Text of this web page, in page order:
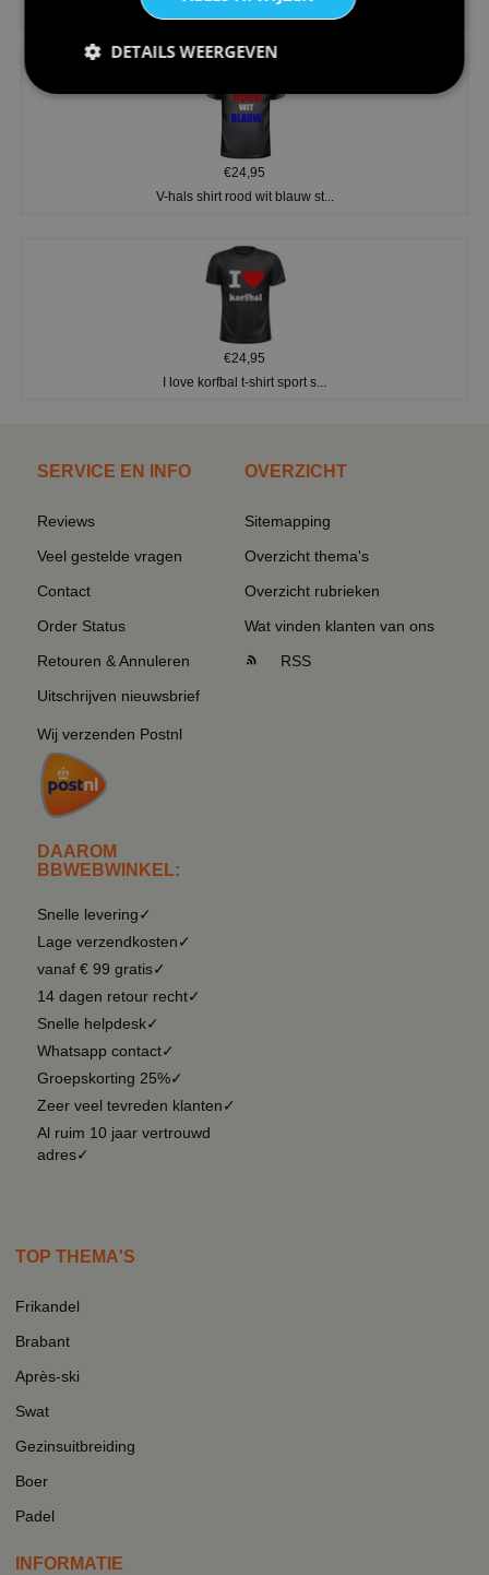
Koningsdag shirt heren v-hals ...
€24,95
V-hals shirt rood wit blauw st...
€24,95
I love korfbal t-shirt sport s...
SERVICE EN INFO
Reviews
Veel gestelde vragen
Contact
Order Status
Retouren & Annuleren
Uitschrijven nieuwsbrief
Wij verzenden Postnl
DAAROM
BBWEBWINKEL:
Snelle levering✓
Lage verzendkosten✓
vanaf € 99 gratis✓
14 dagen retour recht✓
Snelle helpdesk✓
Whatsapp contact✓
Groepskorting 25%✓
Zeer veel tevreden klanten✓
Al ruim 10 jaar vertrouwd
adres✓
OVERZICHT
Sitemapping
Overzicht thema's
Overzicht rubrieken
Wat vinden klanten van ons
RSS
TOP THEMA'S
Frikandel
Brabant
Après-ski
Swat
Gezinsuitbreiding
Boer
Padel
INFORMATIE
DETAILS WEERGEVEN